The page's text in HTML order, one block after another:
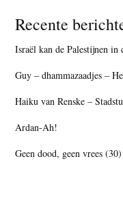
Recente
Israël kan de Palestijnen
Guy – dhammazaadjes –
Haiku van Renske –
Ardan-Ah!
Geen dood, geen vrees